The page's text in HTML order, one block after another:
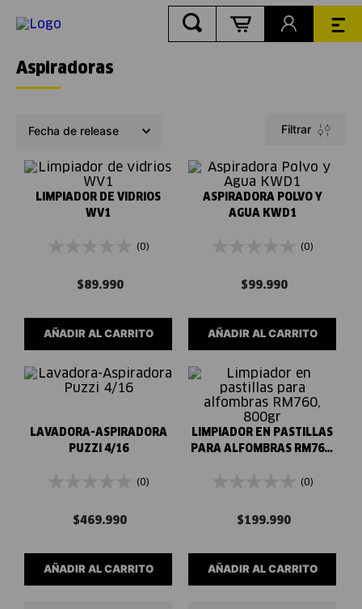
Aspiradoras
Fecha de release Filtrar
LIMPIADOR DE VIDRIOS
WV1
(0)
$89.990
AÑADIR AL CARRITO
ASPIRADORA POLVO Y
AGUA KWD1
(0)
$99.990
AÑADIR AL CARRITO
LAVADORA-ASPIRADORA
PUZZI 4/16
(0)
$469.990
AÑADIR AL CARRITO
LIMPIADOR EN PASTILLAS
PARA ALFOMBRAS RM760,
(0)
$199.990
AÑADIR AL CARRITO